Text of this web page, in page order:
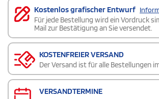
Kostenlos grafischer Entwurf
Für jede Bestellung wird ein Vordruck
Mail zur Bestätigung an Sie versendet.
KOSTENFREIER VERSAND
Der Versand ist für alle Bestellungen
VERSANDTERMINE